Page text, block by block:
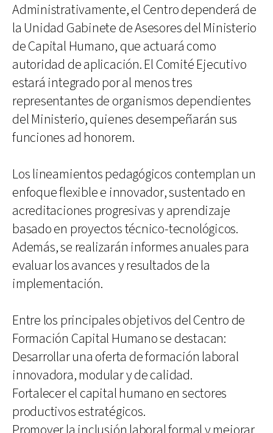
Administrativamente, el Centro dependerá de
la Unidad Gabinete de Asesores del Ministerio
de Capital Humano, que actuará como
autoridad de aplicación. El Comité Ejecutivo
estará integrado por al menos tres
representantes de organismos dependientes
del Ministerio, quienes desempeñarán sus
funciones ad honorem.
Los lineamientos pedagógicos contemplan un
enfoque flexible e innovador, sustentado en
acreditaciones progresivas y aprendizaje
basado en proyectos técnico-tecnológicos.
Además, se realizarán informes anuales para
evaluar los avances y resultados de la
implementación.
Entre los principales objetivos del Centro de
Formación Capital Humano se destacan:
Desarrollar una oferta de formación laboral
innovadora, modular y de calidad.
Fortalecer el capital humano en sectores
productivos estratégicos.